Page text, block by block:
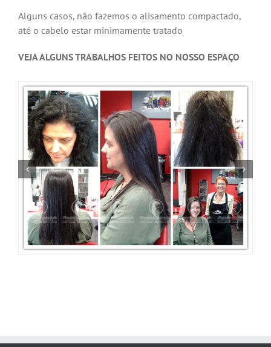
Alguns casos, não fazemos o alisamento compactado,
até o cabelo estar minimamente tratado
VEJA ALGUNS TRABALHOS FEITOS NO NOSSO ESPAÇO